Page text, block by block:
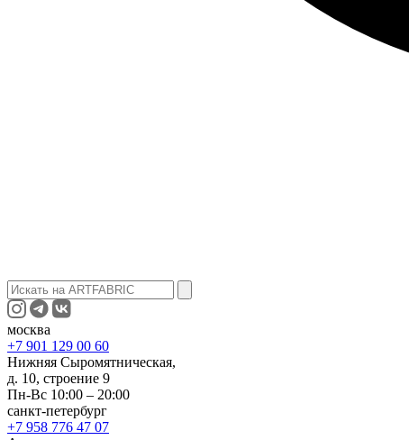
москва
+7 901 129 00 60
Нижняя Сыромятническая,
д. 10, строение 9
Пн-Вс 10:00 – 20:00
санкт-петербург
+7 958 776 47 07